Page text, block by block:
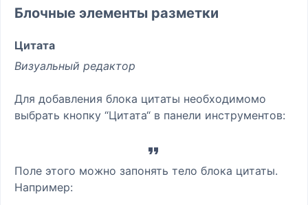
Блочные элементы разметки
Цитата
Визуальный редактор
Для добавления блока цитаты необходимомо
выбрать кнопку “Цитата“ в панели инструментов:
Поле этого можно запонять тело блока цитаты.
Например: